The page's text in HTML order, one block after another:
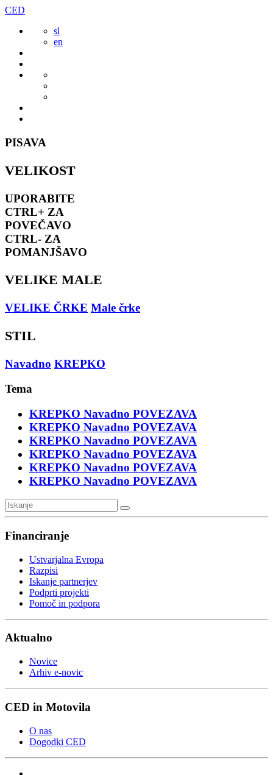
Preskoči
vsebine
CED
sl
en
PISAVA
VELIKOST
UPORABITE
CTRL+ ZA
POVEČAVO
CTRL- ZA
POMANJŠAVO
VELIKE MALE
VELIKE ČRKE Male črke
STIL
Navadno KREPKO
Tema
KREPKO Navadno POVEZAVA
KREPKO Navadno POVEZAVA
KREPKO Navadno POVEZAVA
KREPKO Navadno POVEZAVA
KREPKO Navadno POVEZAVA
KREPKO Navadno POVEZAVA
Financiranje
Ustvarjalna Evropa
Razpisi
Iskanje partnerjev
Podprti projekti
Pomoč in podpora
Aktualno
Novice
Arhiv e-novic
CED in Motovila
O nas
Dogodki CED